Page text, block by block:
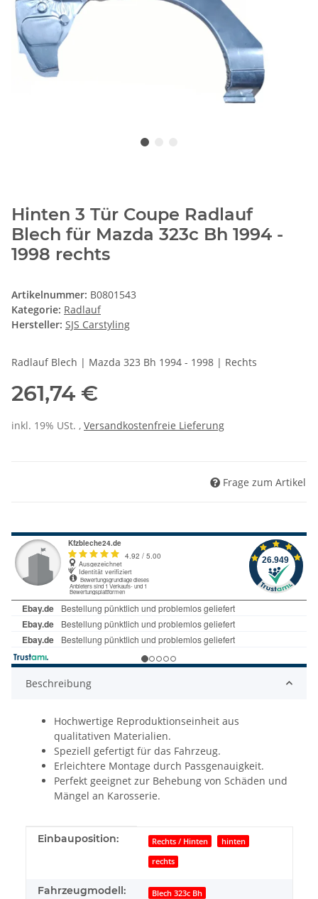
Hinten 3 Tür Coupe Radlauf
Blech für Mazda 323c Bh 1994 -
1998 rechts
Artikelnummer: B0801543
Kategorie: Radlauf
Hersteller: SJS Carstyling
Radlauf Blech | Mazda 323 Bh 1994 - 1998 | Rechts
261,74 €
inkl. 19% USt. , Versandkostenfreie Lieferung
Frage zum Artikel
Beschreibung
Hochwertige Reproduktionseinheit aus
qualitativen Materialien.
Speziell gefertigt für das Fahrzeug.
Erleichtere Montage durch Passgenauigkeit.
Perfekt geeignet zur Behebung von Schäden und
Mängel an Karosserie.
Produkteigenschaft
Wert
Einbauposition: Rechts / Hinten hinten
rechts
Fahrzeugmodell: Blech 323c Bh